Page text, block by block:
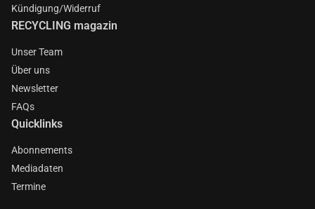
Kündigung/Widerruf
RECYCLING magazin
Unser Team
Über uns
Newsletter
FAQs
Quicklinks
Abonnements
Mediadaten
Termine